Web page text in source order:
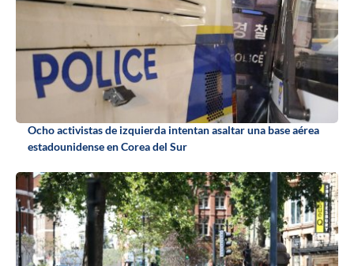
Ocho activistas de izquierda intentan asaltar una base aérea
estadounidense en Corea del Sur